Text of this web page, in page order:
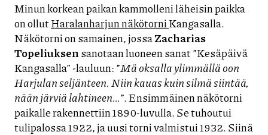
Minun korkean paikan kammolleni läheisin paikka
on ollutHaralanharjun näkötorniKangasalla.
Näkötorni on samainen, jossaZacharias
Topeliuksensanotaan luoneen sanat ”Kesäpäivä
Kangasalla” -lauluun: ”Mä oksalla ylimmällä oon
Harjulan seljänteen. Niin kauas kuin silmä siintää,
nään järviä lahtineen…”. Ensimmäinen näkötorni
paikalle rakennettiin 1890-luvulla. Se tuhoutui
tulipalossa 1922, ja uusi torni valmistui 1932. Siinä